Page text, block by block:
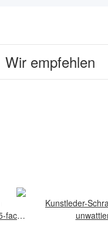
Wir empfehlen
Kunstleder-